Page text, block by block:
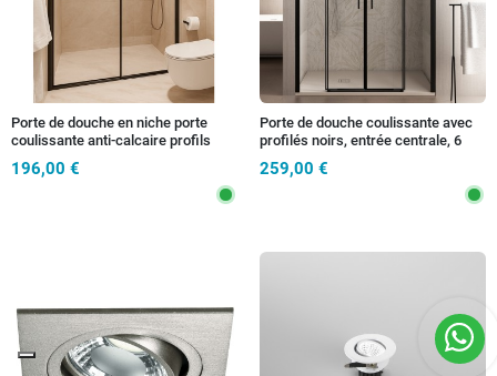
Porte de douche en niche porte
coulissante anti-calcaire profils
196,00 €
Porte de douche coulissante avec
profilés noirs, entrée centrale, 6
259,00 €